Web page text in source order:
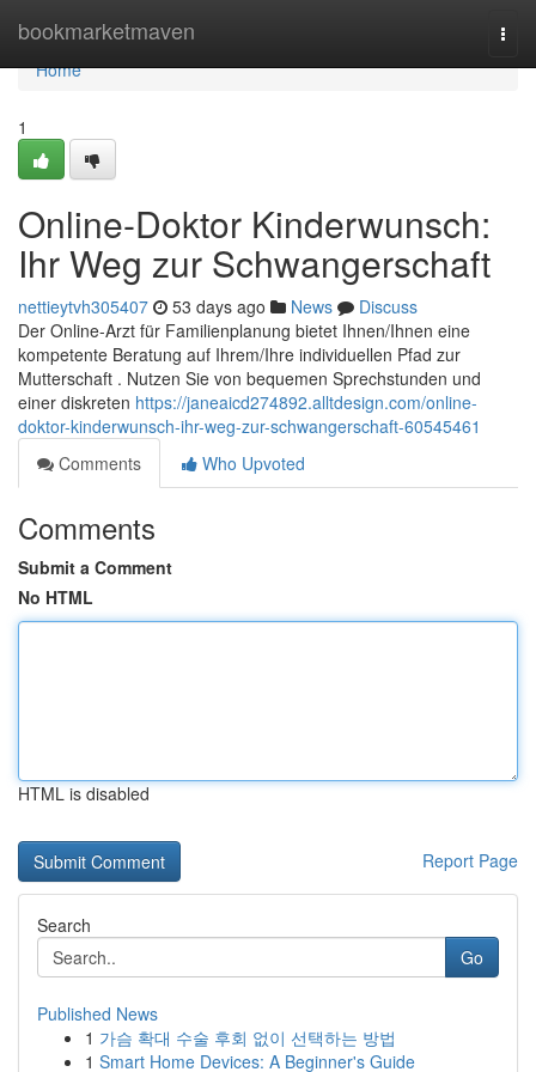
bookmarketmaven
Home
Home
1
Online-Doktor Kinderwunsch:
Ihr Weg zur Schwangerschaft
nettieytvh305407 53 days ago News
Discuss
Der Online-Arzt für Familienplanung bietet Ihnen/Ihnen eine
kompetente Beratung auf Ihrem/Ihre individuellen Pfad zur
Mutterschaft . Nutzen Sie von bequemen Sprechstunden und
einer diskreten https://janeaicd274892.alltdesign.com/online-
doktor-kinderwunsch-ihr-weg-zur-schwangerschaft-60545461
Comments
Who Upvoted
Comments
Submit a Comment
No HTML
HTML is disabled
Report Page
Search
Go
Published News
1 가슴 확대 수술 후회 없이 선택하는 방법
1 Smart Home Devices: A Beginner's Guide